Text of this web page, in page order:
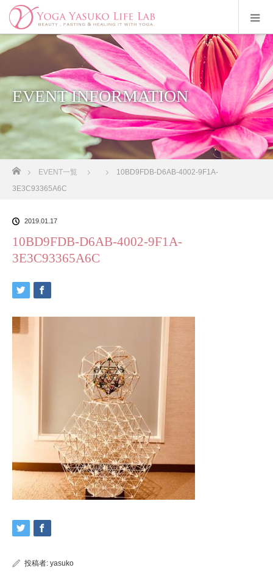
EVENT INFORMATION
EVENT一覧
10BD9FDB-D6AB-4002-9F1A-
3E3C93365A6C
2019.01.17
10BD9FDB-D6AB-4002-9F1A-
3E3C93365A6C
投稿者: yasuko